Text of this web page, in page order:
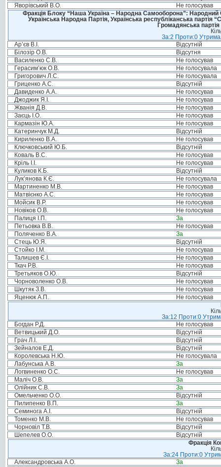
Яворівський В.О.
Не голосував
Фракція Блоку “Наша Україна – Народна Самооборона”: Народний
Українська Народна Партія, Українська республіканська
Громадянська
За:2 Проти:0
Ар’єв В.І.
Відсутній
Білозір О.В.
Відсутня
Василенко С.В.
Не голосував
Герасим’юк О.В.
Не голосувала
Григорович Л.С.
Не голосувала
Гриценко А.С.
Відсутній
Давиденко А.А.
Не голосував
Джоджик Я.І.
Не голосував
Жванія Д.В.
Не голосував
Заєць І.О.
Не голосував
Кармазін Ю.А.
Не голосував
Катеринчук М.Д.
Відсутній
Кириленко В.А.
Не голосував
Ключковський Ю.Б.
Відсутній
Коваль В.С.
Не голосував
Кріль І.І.
Не голосував
Куликов К.Б.
Відсутній
Лук’янова К.Є.
Не голосувала
Мартиненко М.В.
Не голосував
Матвієнко А.С.
Не голосував
Мойсик В.Р.
Не голосував
Новіков О.В.
Не голосував
Палиця І.П.
За
Петьовка В.В.
Не голосував
Поляченко В.А.
За
Стець Ю.Я.
Відсутній
Стойко І.М.
Не голосував
Талишев Є.І.
Не голосував
Ткач Р.В.
Не голосував
Третьяков О.Ю.
Відсутній
Чорноволенко О.В.
Не голосував
Шкутяк З.В.
Не голосував
Яценюк А.П.
Не голосував
За:12 Проти:0
Богдан Р.Д.
Не голосував
Ветвицький Д.О.
Відсутній
Грач Л.І.
Відсутній
Зейналов Е.Д.
Відсутній
Королевська Н.Ю.
Не голосувала
Лабунська А.В.
За
Логвиненко О.С.
Не голосував
Маліч О.В.
За
Олійник С.В.
За
Омельченко О.О.
Відсутній
Пилипенко В.П.
За
Семинога А.І.
Відсутній
Томенко М.В.
Не голосував
Чорновіл Т.В.
Відсутній
Шепелев О.О.
Відсутній
Фракція
За:24 Проти:0
Александровська А.О.
За